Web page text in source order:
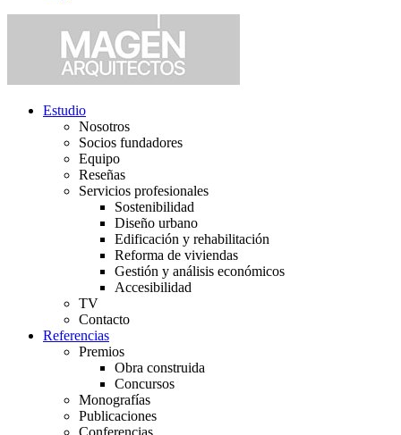
Estudio
Nosotros
Socios fundadores
Equipo
Reseñas
Servicios profesionales
Sostenibilidad
Diseño urbano
Edificación y rehabilitación
Reforma de viviendas
Gestión y análisis económicos
Accesibilidad
TV
Contacto
Referencias
Premios
Obra construida
Concursos
Monografías
Publicaciones
Conferencias